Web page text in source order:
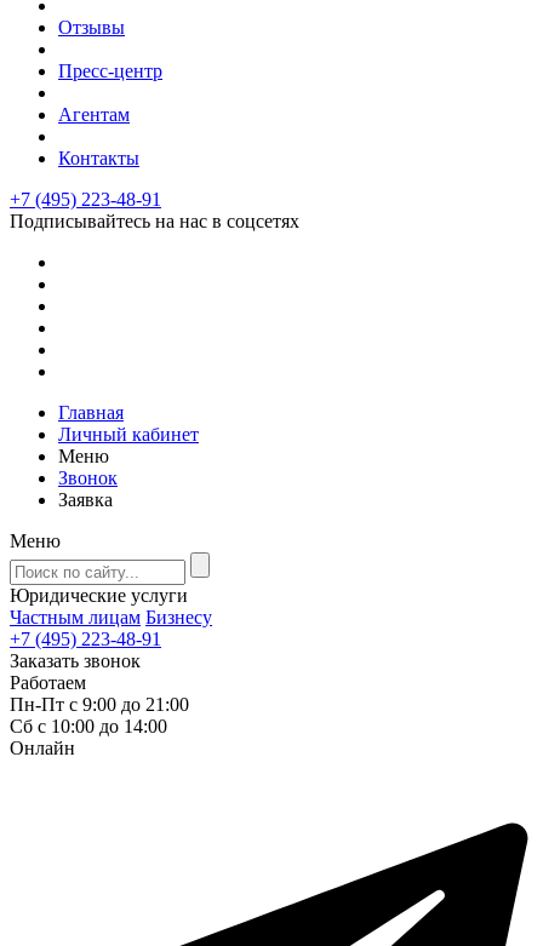
Отзывы
Пресс-центр
Агентам
Контакты
+7 (495) 223-48-91
Подписывайтесь на нас в соцсетях
Главная
Личный кабинет
Меню
Звонок
Заявка
Меню
Юридические услуги
Частным лицам Бизнесу
+7 (495) 223-48-91
Заказать звонок
Работаем
Пн-Пт с 9:00 до 21:00
Сб с 10:00 до 14:00
Онлайн